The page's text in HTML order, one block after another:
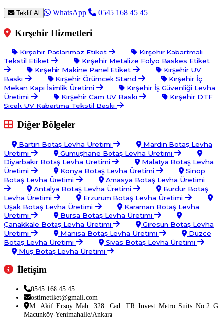
Teklif Al WhatsApp 0545 168 45 45
Kırşehir Hizmetleri
Kırşehir Paslanmaz Etiket
Kırşehir Kabartmalı
Tekstil Etiket
Kırşehir Metalize Folyo Baskes Etiket
Kırşehir Makine Panel Etiket
Kırşehir UV
Baskı
Kırşehir Örümcek Stand
Kırşehir İç
Mekan Kapı İsimlik Üretimi
Kırşehir İş Güvenliği Levha
Üretimi
Kırşehir Cam UV Baskı
Kırşehir DTF
Sıcak UV Kabartma Tekstil Baskı
Diğer Bölgeler
Bartın Botaş Levha Üretimi
Mardin Botaş Levha
Üretimi
Gümüşhane Botaş Levha Üretimi
Diyarbakır Botaş Levha Üretimi
Malatya Botaş Levha
Üretimi
Konya Botaş Levha Üretimi
Sinop
Botaş Levha Üretimi
Amasya Botaş Levha Üretimi
Antalya Botaş Levha Üretimi
Burdur Botaş
Levha Üretimi
Erzurum Botaş Levha Üretimi
Uşak Botaş Levha Üretimi
Karaman Botaş Levha
Üretimi
Bursa Botaş Levha Üretimi
Çanakkale Botaş Levha Üretimi
Giresun Botaş Levha
Üretimi
Manisa Botaş Levha Üretimi
Düzce
Botaş Levha Üretimi
Sivas Botaş Levha Üretimi
Muş Botaş Levha Üretimi
İletişim
0545 168 45 45
ostimetiket@gmail.com
M. Akif Ersoy Mah. 328. Cad. TR Invest Metro Suits No:2 G
Macunköy-Yenimahalle/Ankara